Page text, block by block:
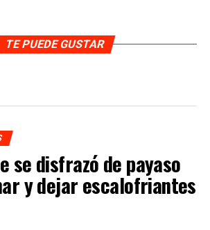
TE PUEDE GUSTAR
se disfrazó de payaso
y dejar escalofriantes